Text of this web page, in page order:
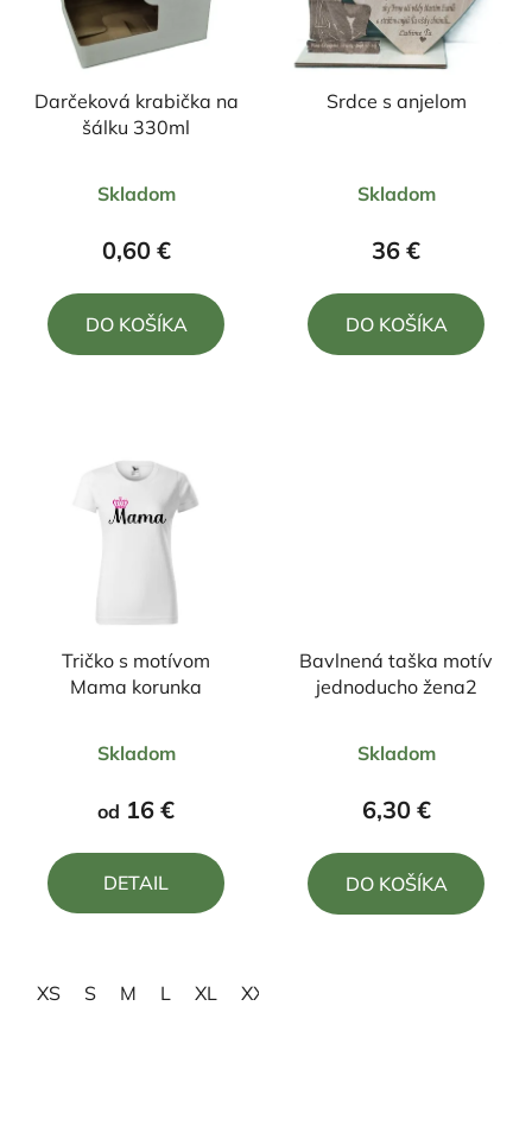
Darčeková krabička na
šálku 330ml
hodnotenie
produktu
z
Skladom
0,60 €
DO KOŠÍKA
Srdce s anjelom
hodnotenie
produktu
z
Skladom
36 €
DO KOŠÍKA
Tričko s motívom
Mama korunka
hodnotenie
produktu
4,5
z
Skladom
od 16 €
DETAIL
XS S M L XL XXL
Bavlnená taška motív
jednoducho žena2
hodnotenie
produktu
5,0
z
Skladom
6,30 €
DO KOŠÍKA